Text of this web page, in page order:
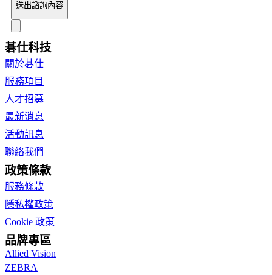
送出諮詢內容
碁仕科技
關於碁仕
服務項目
人才招募
最新消息
活動訊息
聯絡我們
政策條款
服務條款
隱私權政策
Cookie 政策
品牌專區
Allied Vision
ZEBRA